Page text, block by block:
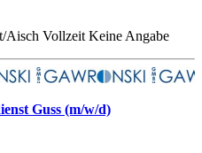
Aisch Vollzeit Keine Angabe
Guss (m/w/d)